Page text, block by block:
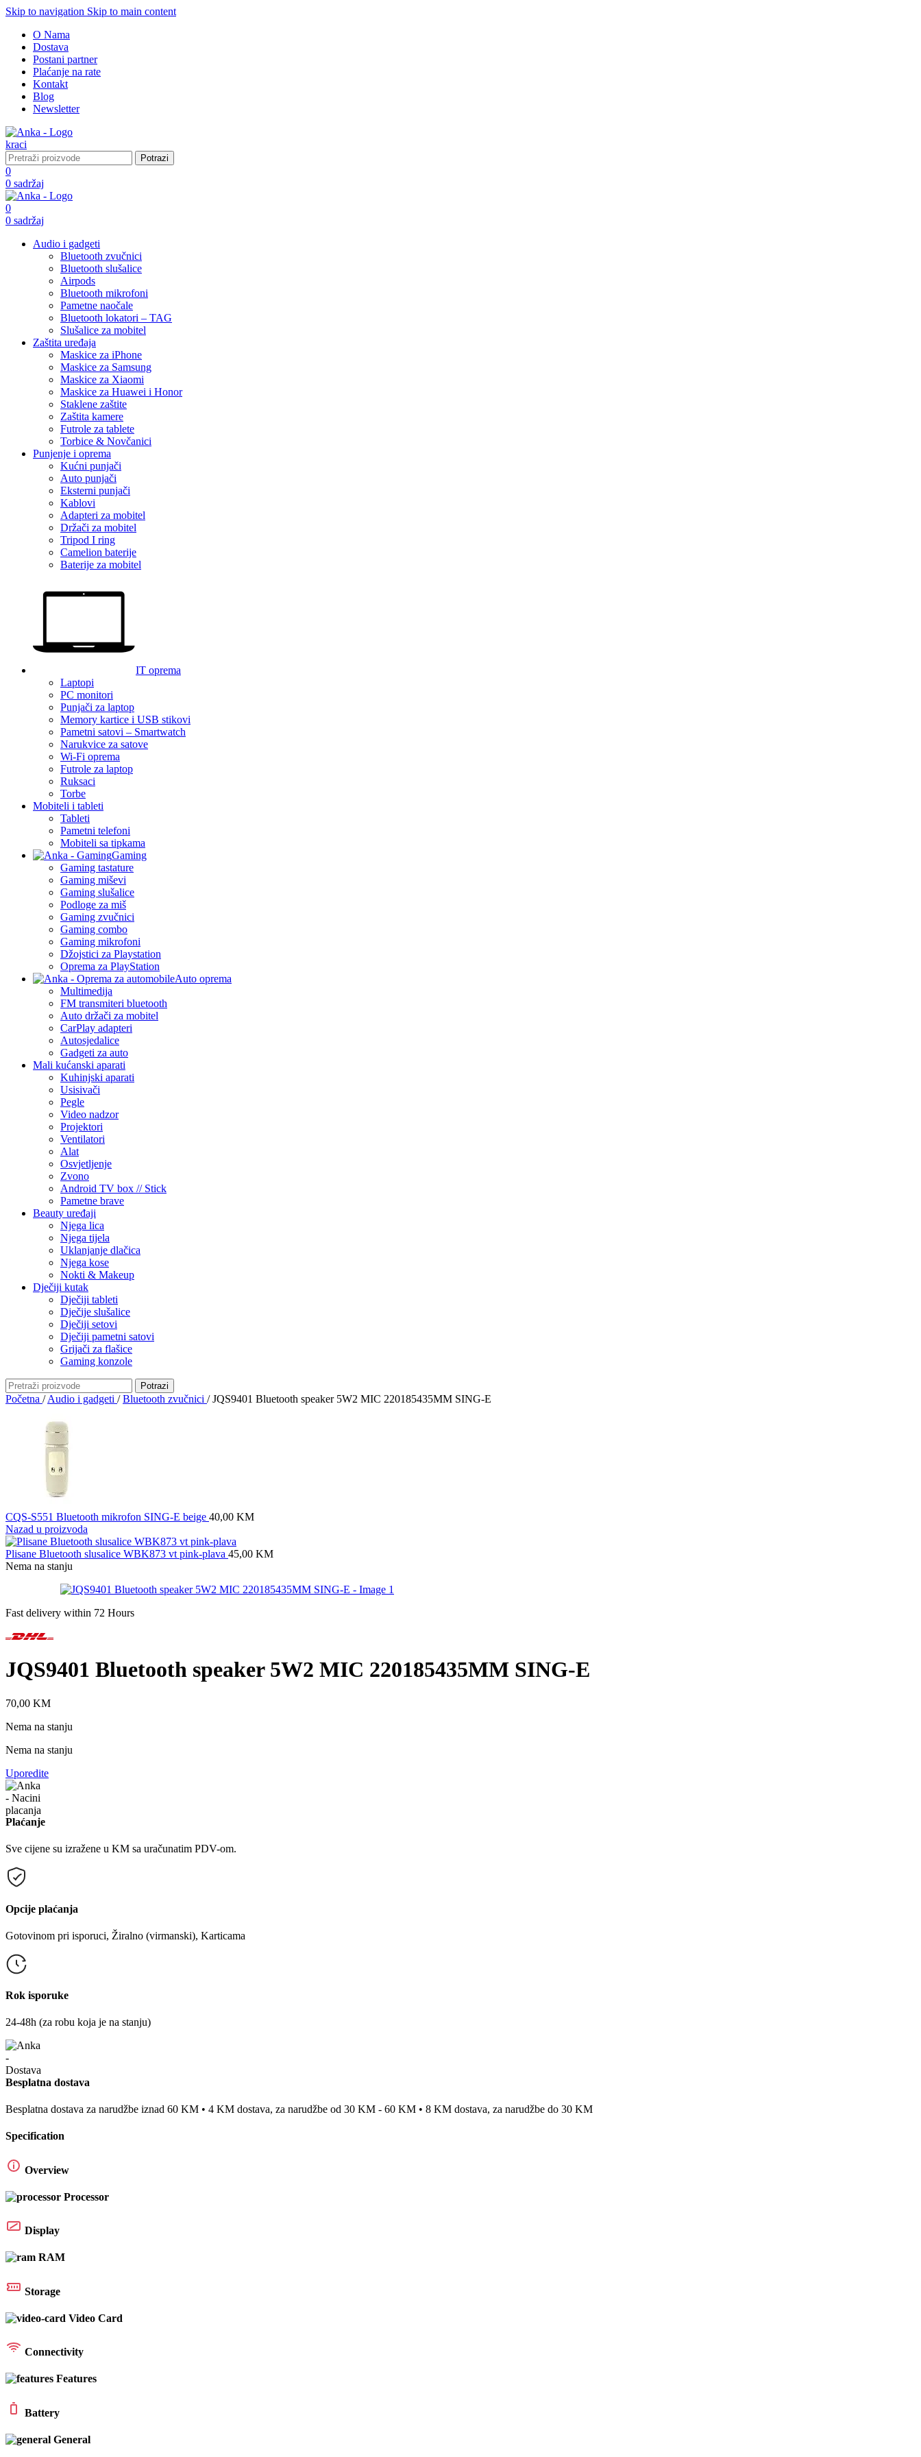
Skip to navigation Skip to main content
O Nama
Dostava
Postani partner
Plaćanje na rate
Kontakt
Blog
Newsletter
Potrazi
0
0 sadržaj
0
0 sadržaj
Audio i gadgeti
Bluetooth zvučnici
Bluetooth slušalice
Airpods
Bluetooth mikrofoni
Pametne naočale
Bluetooth lokatori – TAG
Slušalice za mobitel
Zaštita uređaja
Maskice za iPhone
Maskice za Samsung
Maskice za Xiaomi
Maskice za Huawei i Honor
Staklene zaštite
Zaštita kamere
Futrole za tablete
Torbice & Novčanici
Punjenje i oprema
Kućni punjači
Auto punjači
Eksterni punjači
Kablovi
Adapteri za mobitel
Držači za mobitel
Tripod I ring
Camelion baterije
Baterije za mobitel
IT oprema
Laptopi
PC monitori
Punjači za laptop
Memory kartice i USB stikovi
Pametni satovi – Smartwatch
Narukvice za satove
Wi-Fi oprema
Futrole za laptop
Ruksaci
Torbe
Mobiteli i tableti
Tableti
Pametni telefoni
Mobiteli sa tipkama
Gaming
Gaming tastature
Gaming miševi
Gaming slušalice
Podloge za miš
Gaming zvučnici
Gaming combo
Gaming mikrofoni
Džojstici za Playstation
Oprema za PlayStation
Auto oprema
Multimedija
FM transmiteri bluetooth
Auto držači za mobitel
CarPlay adapteri
Autosjedalice
Gadgeti za auto
Mali kućanski aparati
Kuhinjski aparati
Usisivači
Pegle
Video nadzor
Projektori
Ventilatori
Alat
Osvjetljenje
Zvono
Android TV box // Stick
Pametne brave
Beauty uređaji
Njega lica
Njega tijela
Uklanjanje dlačica
Njega kose
Nokti & Makeup
Dječiji kutak
Dječiji tableti
Dječije slušalice
Dječiji setovi
Dječiji pametni satovi
Grijači za flašice
Gaming konzole
Potrazi
Početna / Audio i gadgeti / Bluetooth zvučnici / JQS9401 Bluetooth speaker 5W2 MIC 220185435MM SING-E
CQS-S551 Bluetooth mikrofon SING-E beige 40,00 KM
Nazad u proizvoda
Plisane Bluetooth slusalice WBK873 vt pink-plava 45,00 KM
Nema na stanju
Fast delivery within 72 Hours
JQS9401 Bluetooth speaker 5W2 MIC 220185435MM SING-E
70,00 KM
Nema na stanju
Nema na stanju
Uporedite
Plaćanje
Sve cijene su izražene u KM sa uračunatim PDV-om.
Opcije plaćanja
Gotovinom pri isporuci, Žiralno (virmanski), Karticama
Rok isporuke
24-48h (za robu koja je na stanju)
Besplatna dostava
Besplatna dostava za narudžbe iznad 60 KM • 4 KM dostava, za narudžbe od 30 KM - 60 KM • 8 KM dostava, za narudžbe do 30 KM
Specification
Overview
Processor
Display
RAM
Storage
Video Card
Connectivity
Features
Battery
General